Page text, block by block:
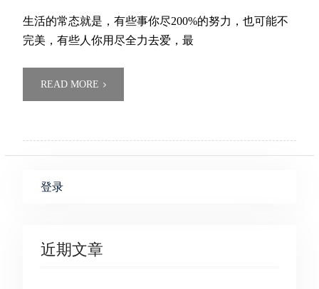
生活的常态就是，有些事你尽200%的努力，也可能不
完美，有些人你用尽全力去爱，最
READ MORE
登录
近期文章